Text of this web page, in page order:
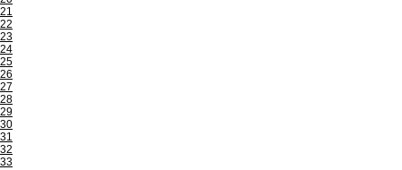
21
22
23
24
25
26
27
28
29
30
31
32
33